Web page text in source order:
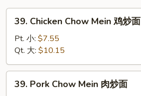
粉
Chicken
Chow
Mein
鸡
炒
39. Chicken Chow Mein 鸡炒面
Pt. 小: $7.55
Qt. 大: $10.15
Pork
39. Pork Chow Mein 肉炒面